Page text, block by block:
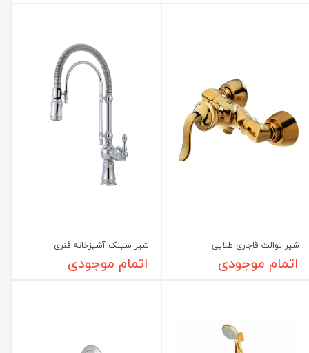
شیر توالت قاجاری طلایی
اتمام موجودی
شیر سینک آشپزخانه فنری
اتمام موجودی